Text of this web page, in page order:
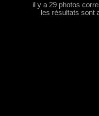
il y a 29 photos
les résultats